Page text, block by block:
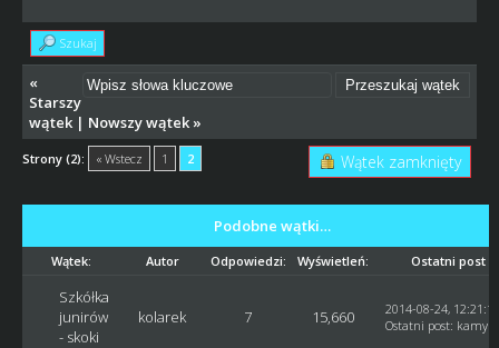
Szukaj
«
Starszy
wątek| Nowszy wątek»
Strony (2): « Wstecz 1 2 Wątek zamknięty
Podobne wątki…
Wątek: Autor Odpowiedzi: Wyświetleń: Ostatni post
Szkółka
junirów
- skoki
kolarek 7 15,660
2014-08-24, 12:21:15
Ostatni post: